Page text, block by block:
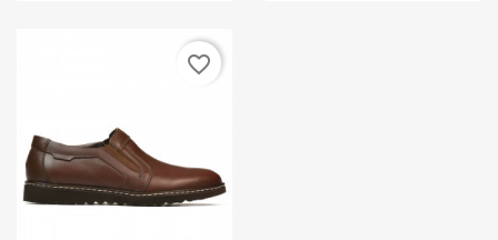
favorite_border